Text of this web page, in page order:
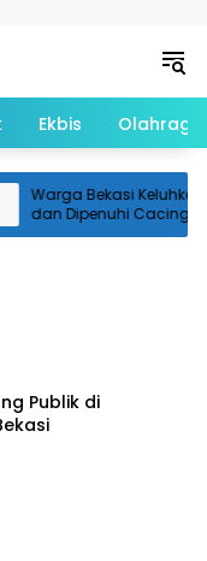
Ekbis Olahraga
Warga Bekasi Keluhkan Air
dan Dipenuhi Cacing
Publik di